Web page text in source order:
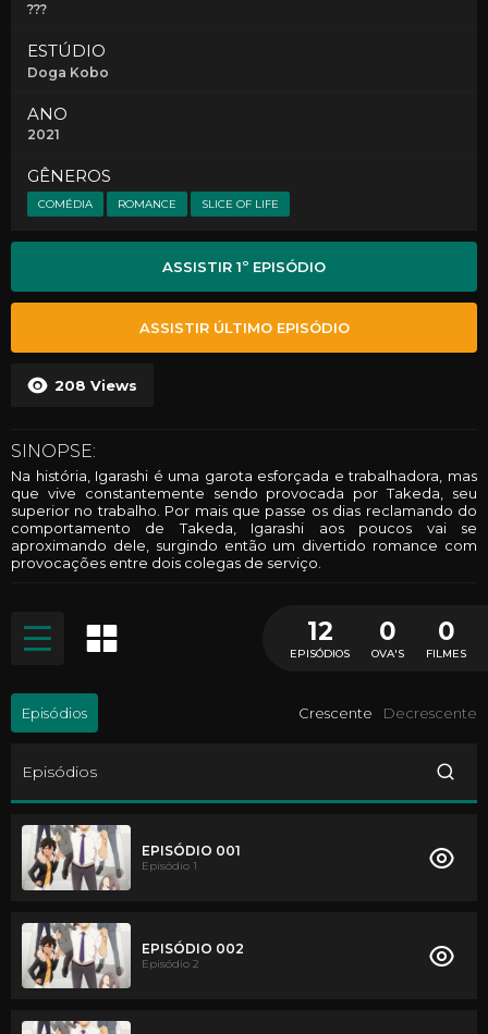
???
ESTÚDIO
Doga Kobo
ANO
2021
GÊNEROS
COMÉDIA ROMANCE SLICE OF LIFE
208 Views
ASSISTIR 1º EPISÓDIO
ASSISTIR ÚLTIMO EPISÓDIO
SINOPSE:
Na história, Igarashi é uma garota esforçada e trabalhadora, mas
que vive constantemente sendo provocada por Takeda, seu
superior no trabalho. Por mais que passe os dias reclamando do
comportamento de Takeda, Igarashi aos poucos vai se
aproximando dele, surgindo então um divertido romance com
provocações entre dois colegas de serviço.
12
EPISÓDIOS
0
OVA'S
0
FILMES
Episódios Crescente Decrescente
Episódios
EPISÓDIO 001
Episódio 1
EPISÓDIO 002
Episódio 2